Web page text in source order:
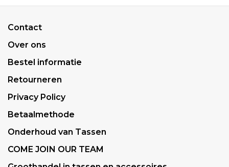
Contact
Over ons
Bestel informatie
Retourneren
Privacy Policy
Betaalmethode
Onderhoud van Tassen
COME JOIN OUR TEAM